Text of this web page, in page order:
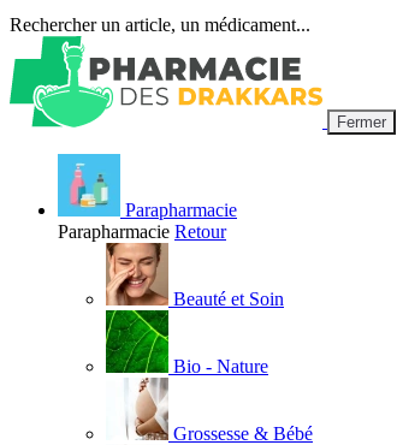
Rechercher un article, un médicament...
Fermer
Parapharmacie
Parapharmacie Retour
Beauté et Soin
Bio - Nature
Grossesse & Bébé